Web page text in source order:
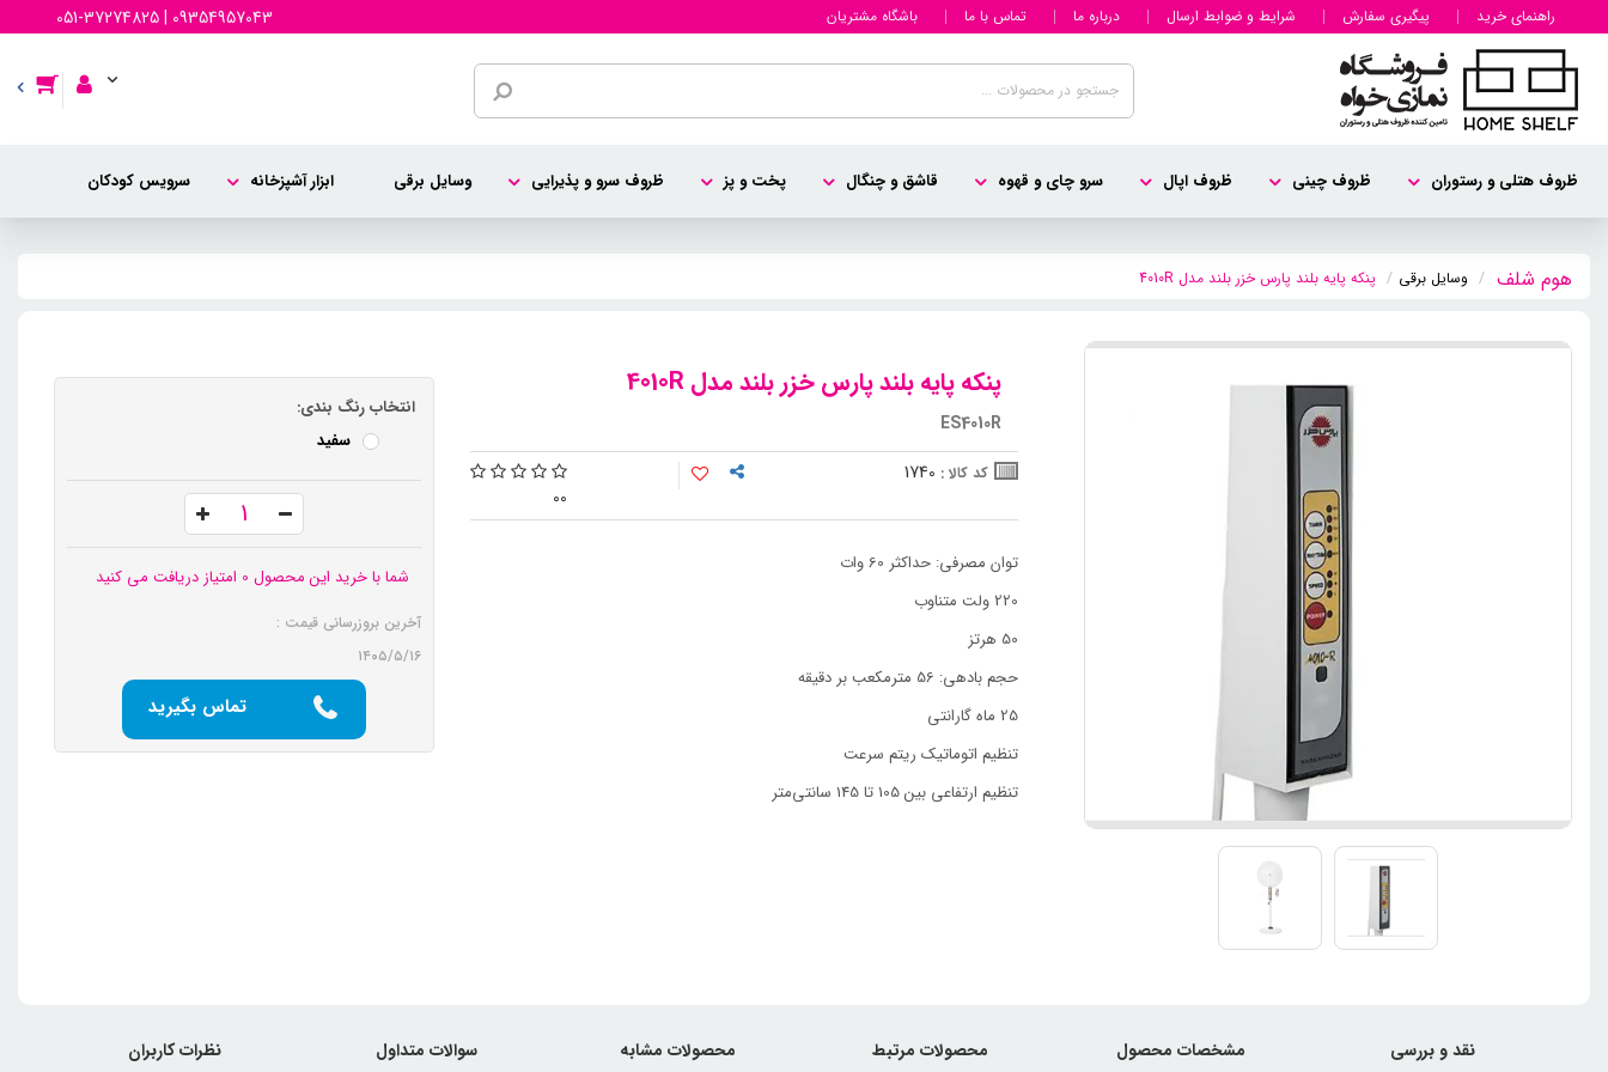
راهنمای خرید پیگیری سفارش شرایط و ضوابط ارسال درباره ما تماس با ما باشگاه مشتریان 051-37274825 | 09354957043
ظروف هتلی و رستوران ظروف چینی ظروف اپال سرو چای و قهوه قاشق و چنگال پخت و پز ظروف سرو و پذیرایی وسایل برقی ابزار آشپزخانه سرویس کودکان
وسایل برقی پنکه پایه بلند پارس خزر بلند مدل 4010R
پنکه پایه بلند پارس خزر بلند مدل 4010R
ES4010R
کد کالا : 1740
00
توان مصرفی: حداکثر 60 وات
220 ولت متناوب
50 هرتز
حجم بادهی: 56 مترمکعب بر دقیقه
25 ماه گارانتی
تنظیم اتوماتیک ریتم سرعت
تنظیم ارتفاعی بین 105 تا 145 سانتی‌متر
انتخاب رنگ بندی:
سفید
شما با خرید این محصول 0 امتیاز دریافت می کنید
آخرین بروزرسانی قیمت :
۱۴۰۵/۵/۱۶
تماس بگیرید
نقد و بررسی مشخصات محصول محصولات مرتبط محصولات مشابه سوالات متداول نظرات کاربران